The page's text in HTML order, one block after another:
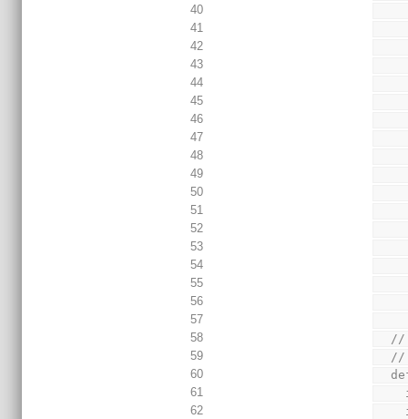
40
41
42
43
44
45
46
47
48
49
50
51
52
53
54
55
56
57
58
59
  //
60
61
62